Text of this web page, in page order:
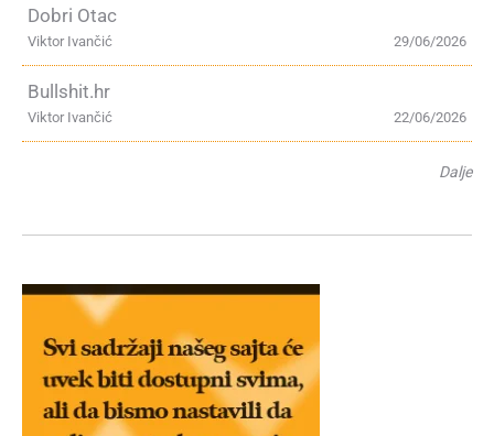
Dobri Otac
29/06/2026
Viktor Ivančić
Bullshit.hr
22/06/2026
Viktor Ivančić
Dalje